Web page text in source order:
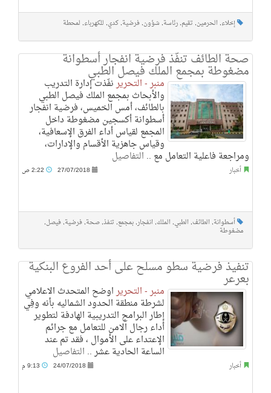
إخلاء, الحرمين, تقيم, رئاسة, شؤون, فرضية, كدي, للكهرباء, لمحطة
صحة الطائف تنفّذ فرضية انفجار أسطوانة
مضغوطة بمجمع الملك فيصل الطبي ‎
منبر - التحريرنفّذت إدارة التدريب
والأبحاث بمجمع الملك فيصل الطبي
بالطائف، أمس الخميس، فرضية انفجار
أسطوانة أكسجين مضغوطة داخل
المجمع لقياس أداء الفرق الإسعافية،
وقياس جاهزية الأقسام والإدارات،
ومراجعة فاعلية التعامل مع .. التفاصيل
أخبار 27/07/2018
أسطوانة, الطائف, الطبي, الملك, انفجار, بمجمع, تنفذ, صحة, فرضية, فيصل,
مضغوطة
تنفيذ فرضية سطو مسلح على أحد الفروع البنكية
بعرعر
منبر - التحريراوضح المتحدث الاعلامي
لشرطة منطقة الحدود الشماليه بأنه وفِي
إطار البرامج التدريبية الهادفة لتطوير
أداء رجال الامن للتعامل مع جرائم
الإعتداء على الأموال ، فقد تم عند
الساعة الحادية عشر .. التفاصيل
أخبار 24/07/2018